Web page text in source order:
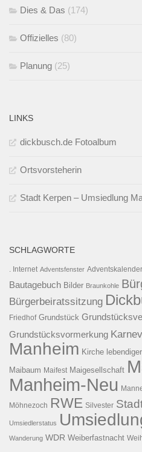
Dies & Das (174)
Offizielles (80)
Planung (25)
LINKS
dickbusch.de Fotoalbum
Ortsvorsteherin
Stadt Kerpen – Umsiedlung
SCHLAGWORTE
. Internet Adventsfenster Adventskalender
Bautagebuch Bilder Braunkohle
Bürgerbeiratssitzung
Friedhof Grundstück
Grundstücksvormerkung
Manheim Kirche
Maibaum Maifest Maigesellschaft
Manheim-Neu
Möhnezoch RWE Silvester
Umsiedlerstatus
Wanderung WDR Weiberfastnacht